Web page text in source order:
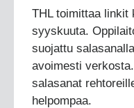
THL toimittaa linkit
syyskuuta.
suojattu
avoimesti
salasanat
helpompaa.